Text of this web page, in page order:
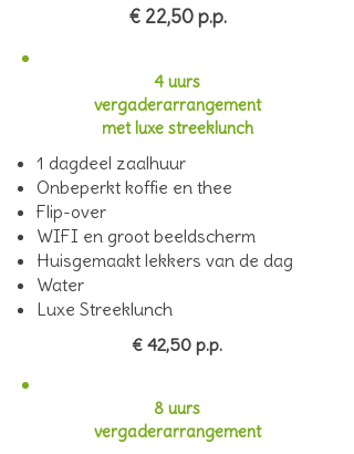
€ 22,50 p.p.
4 uurs
vergaderarrangement
met luxe streeklunch
1 dagdeel zaalhuur
Onbeperkt koffie en thee
Flip-over
WIFI en groot beeldscherm
Huisgemaakt lekkers van de dag
Water
Luxe Streeklunch
€ 42,50 p.p.
8 uurs
vergaderarrangement